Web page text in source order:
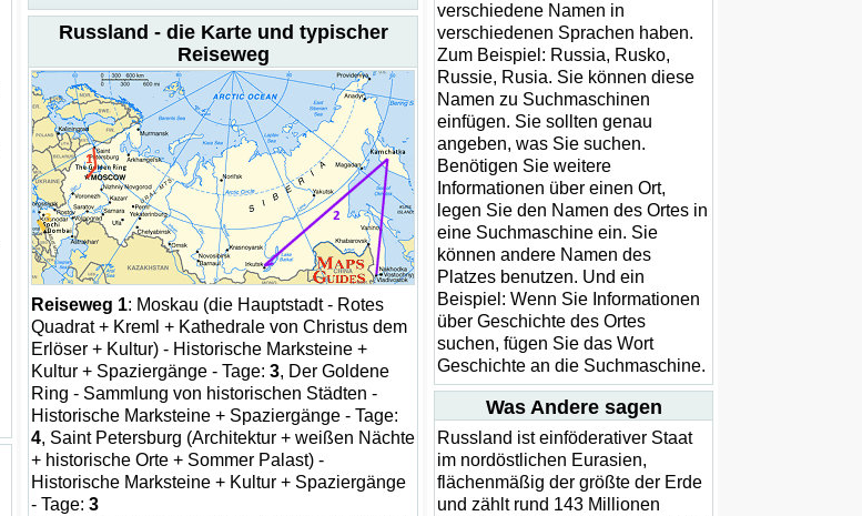
Russland - die Karte und typischer
Reiseweg
Reiseweg 1: Moskau (die Hauptstadt - Rotes
Quadrat + Kreml + Kathedrale von Christus dem
Erlöser + Kultur) - Historische Marksteine +
Kultur + Spaziergänge - Tage: 3, Der Goldene
Ring - Sammlung von historischen Städten -
Historische Marksteine + Spaziergänge - Tage:
4, Saint Petersburg (Architektur + weißen Nächte
+ historische Orte + Sommer Palast) -
Historische Marksteine + Kultur + Spaziergänge
- Tage: 3
verschiedene Namen in
verschiedenen Sprachen haben.
Zum Beispiel: Russia, Rusko,
Russie, Rusia. Sie können diese
Namen zu Suchmaschinen
einfügen. Sie sollten genau
angeben, was Sie suchen.
Benötigen Sie weitere
Informationen über einen Ort,
legen Sie den Namen des Ortes in
eine Suchmaschine ein. Sie
können andere Namen des
Platzes benutzen. Und ein
Beispiel: Wenn Sie Informationen
über Geschichte des Ortes
suchen, fügen Sie das Wort
Geschichte an die Suchmaschine.
Was Andere sagen
Russland ist einföderativer Staat
im nordöstlichen Eurasien,
flächenmäßig der größte der Erde
und zählt rund 143 Millionen